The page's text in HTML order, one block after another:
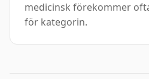
medicinsk förekommer
för kategorin.